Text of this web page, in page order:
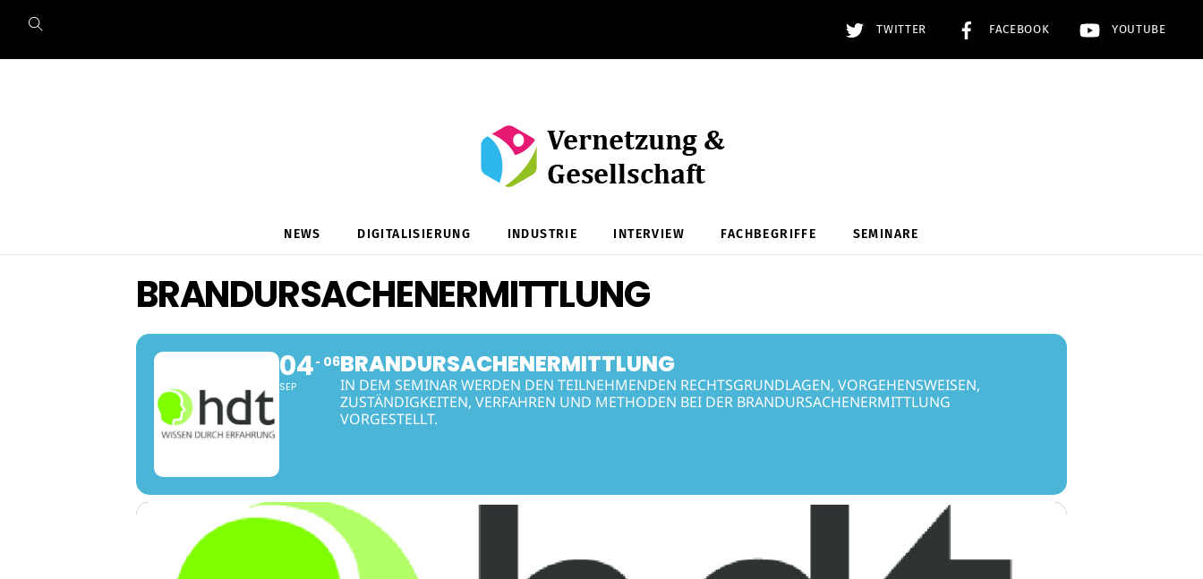
content
TWITTER FACEBOOK YOUTUBE
NEWS DIGITALISIERUNG INDUSTRIE INTERVIEW FACHBEGRIFFE SEMINARE
BRANDURSACHENERMITTLUNG
04
SEP
06BRANDURSACHENERMITTLUNG
IN DEM SEMINAR WERDEN DEN TEILNEHMENDEN RECHTSGRUNDLAGEN, VORGEHENSWEISEN,
ZUSTÄNDIGKEITEN, VERFAHREN UND METHODEN BEI DER BRANDURSACHENERMITTLUNG
VORGESTELLT.